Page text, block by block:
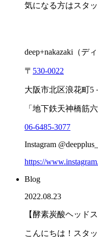
気になる方はスタ
deep+nakazaki （デ
〒 530-0022
大阪市北区浪花町5
「地下鉄天神橋筋六
06-6485-3077
Instagram
https://
Blog
2022.08.23
【酵素炭酸ヘッドス
こんにちは！スタ